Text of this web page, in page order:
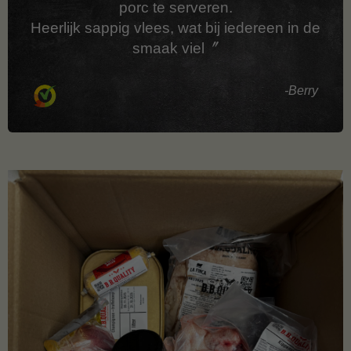
porc te serveren.
Heerlijk sappig vlees, wat bij iedereen in de
smaak viel
Berry